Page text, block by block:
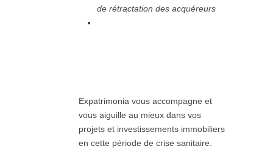
de rétractation des acquéreurs
Expatrimonia vous accompagne et
vous aiguille au mieux dans vos
projets et investissements immobiliers
en cette période de crise sanitaire.